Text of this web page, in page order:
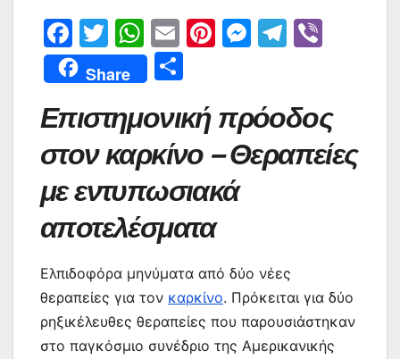
F
a
c
e
b
o
o
k
T
w
itt
er
W
h
at
s
A
p
p
E
m
ai
l
Pi
e
st
M
s
e
n
T
gr
a
m
Share
ρ
α
σ
τε
ίτ
ε
Επιστημονική πρόοδος
στον καρκίνο – Θεραπείες
με εντυπωσιακά
αποτελέσματα
Ελπιδοφόρα μηνύματα από δύο νέες
θεραπείες για τον καρκίνο. Πρόκειται για δύο
ρηξικέλευθες θεραπείες που παρουσιάστηκαν
στο παγκόσμιο συνέδριο της Αμερικανικής